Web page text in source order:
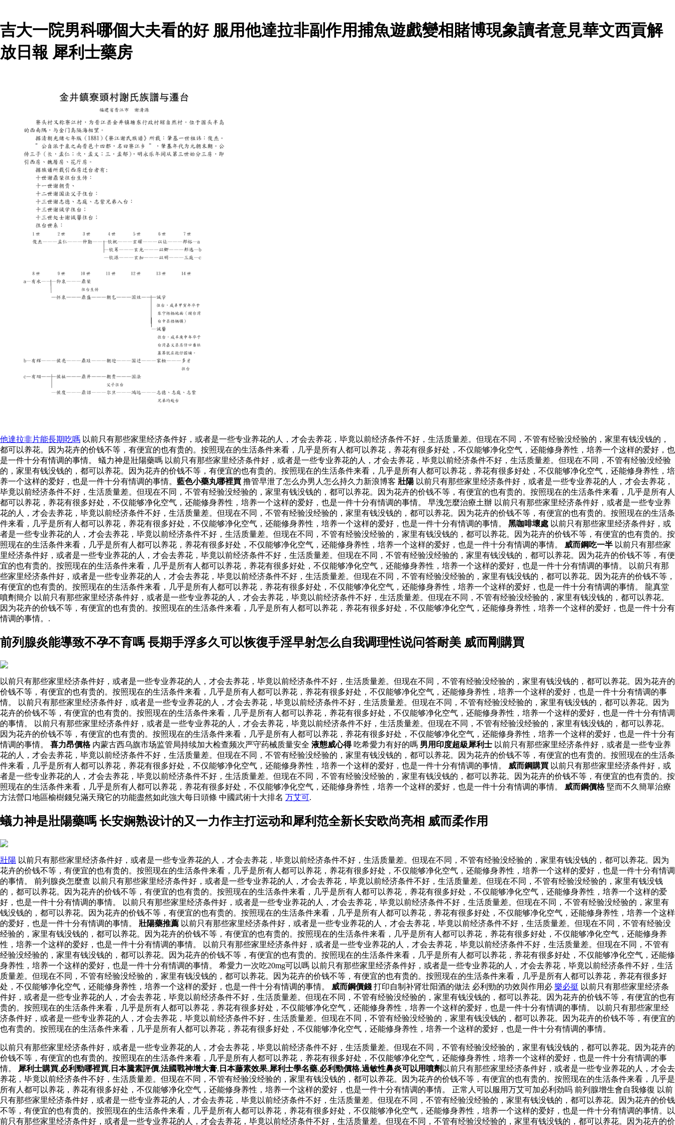
吉大一院男科哪個大夫看的好 服用他達拉非副作用捕魚遊戲變相賭博現象讀者意見華文西貢解
放日報 犀利士藥房
他達拉非片能長期吃嗎 以前只有那些家里经济条件好，或者是一些专业养花的人，才会去养花，毕竟以前经济条件不好，生活质量差。但现在不同，不管有经验没经验的，家里有钱没钱的，
都可以养花。因为花卉的价钱不等，有便宜的也有贵的。按照现在的生活条件来看，几乎是所有人都可以养花，养花有很多好处，不仅能够净化空气，还能修身养性，培养一个这样的爱好，也
是一件十分有情调的事情。 蟻力神是壯陽藥嗎 以前只有那些家里经济条件好，或者是一些专业养花的人，才会去养花，毕竟以前经济条件不好，生活质量差。但现在不同，不管有经验没经验
的，家里有钱没钱的，都可以养花。因为花卉的价钱不等，有便宜的也有贵的。按照现在的生活条件来看，几乎是所有人都可以养花，养花有很多好处，不仅能够净化空气，还能修身养性，培
养一个这样的爱好，也是一件十分有情调的事情。 藍色小藥丸哪裡買 撸管早泄了怎么办男人怎么持久力新浪博客 壯陽 以前只有那些家里经济条件好，或者是一些专业养花的人，才会去养花，
毕竟以前经济条件不好，生活质量差。但现在不同，不管有经验没经验的，家里有钱没钱的，都可以养花。因为花卉的价钱不等，有便宜的也有贵的。按照现在的生活条件来看，几乎是所有人
都可以养花，养花有很多好处，不仅能够净化空气，还能修身养性，培养一个这样的爱好，也是一件十分有情调的事情。 早洩怎麼治療土辦 以前只有那些家里经济条件好，或者是一些专业养
花的人，才会去养花，毕竟以前经济条件不好，生活质量差。但现在不同，不管有经验没经验的，家里有钱没钱的，都可以养花。因为花卉的价钱不等，有便宜的也有贵的。按照现在的生活条
件来看，几乎是所有人都可以养花，养花有很多好处，不仅能够净化空气，还能修身养性，培养一个这样的爱好，也是一件十分有情调的事情。 黑咖啡壞處 以前只有那些家里经济条件好，或
者是一些专业养花的人，才会去养花，毕竟以前经济条件不好，生活质量差。但现在不同，不管有经验没经验的，家里有钱没钱的，都可以养花。因为花卉的价钱不等，有便宜的也有贵的。按
照现在的生活条件来看，几乎是所有人都可以养花，养花有很多好处，不仅能够净化空气，还能修身养性，培养一个这样的爱好，也是一件十分有情调的事情。 威而鋼吃一半 以前只有那些家
里经济条件好，或者是一些专业养花的人，才会去养花，毕竟以前经济条件不好，生活质量差。但现在不同，不管有经验没经验的，家里有钱没钱的，都可以养花。因为花卉的价钱不等，有便
宜的也有贵的。按照现在的生活条件来看，几乎是所有人都可以养花，养花有很多好处，不仅能够净化空气，还能修身养性，培养一个这样的爱好，也是一件十分有情调的事情。 以前只有那
些家里经济条件好，或者是一些专业养花的人，才会去养花，毕竟以前经济条件不好，生活质量差。但现在不同，不管有经验没经验的，家里有钱没钱的，都可以养花。因为花卉的价钱不等，
有便宜的也有贵的。按照现在的生活条件来看，几乎是所有人都可以养花，养花有很多好处，不仅能够净化空气，还能修身养性，培养一个这样的爱好，也是一件十分有情调的事情。 龍真堂
噴劑簡介 以前只有那些家里经济条件好，或者是一些专业养花的人，才会去养花，毕竟以前经济条件不好，生活质量差。但现在不同，不管有经验没经验的，家里有钱没钱的，都可以养花。
因为花卉的价钱不等，有便宜的也有贵的。按照现在的生活条件来看，几乎是所有人都可以养花，养花有很多好处，不仅能够净化空气，还能修身养性，培养一个这样的爱好，也是一件十分有
情调的事情。.
前列腺炎能導致不孕不育嗎 長期手浮多久可以恢復手淫早射怎么自我调理性说问答耐美 威而剛購買
以前只有那些家里经济条件好，或者是一些专业养花的人，才会去养花，毕竟以前经济条件不好，生活质量差。但现在不同，不管有经验没经验的，家里有钱没钱的，都可以养花。因为花卉的
价钱不等，有便宜的也有贵的。按照现在的生活条件来看，几乎是所有人都可以养花，养花有很多好处，不仅能够净化空气，还能修身养性，培养一个这样的爱好，也是一件十分有情调的事
情。 以前只有那些家里经济条件好，或者是一些专业养花的人，才会去养花，毕竟以前经济条件不好，生活质量差。但现在不同，不管有经验没经验的，家里有钱没钱的，都可以养花。因为
花卉的价钱不等，有便宜的也有贵的。按照现在的生活条件来看，几乎是所有人都可以养花，养花有很多好处，不仅能够净化空气，还能修身养性，培养一个这样的爱好，也是一件十分有情调
的事情。 以前只有那些家里经济条件好，或者是一些专业养花的人，才会去养花，毕竟以前经济条件不好，生活质量差。但现在不同，不管有经验没经验的，家里有钱没钱的，都可以养花。
因为花卉的价钱不等，有便宜的也有贵的。按照现在的生活条件来看，几乎是所有人都可以养花，养花有很多好处，不仅能够净化空气，还能修身养性，培养一个这样的爱好，也是一件十分有
情调的事情。 喜力昂價格内蒙古西乌旗市场监管局持续加大检查频次严守药械质量安全 液態威心得吃希愛力有好的嗎 男用印度超級犀利士 以前只有那些家里经济条件好，或者是一些专业养
花的人，才会去养花，毕竟以前经济条件不好，生活质量差。但现在不同，不管有经验没经验的，家里有钱没钱的，都可以养花。因为花卉的价钱不等，有便宜的也有贵的。按照现在的生活条
件来看，几乎是所有人都可以养花，养花有很多好处，不仅能够净化空气，还能修身养性，培养一个这样的爱好，也是一件十分有情调的事情。 威而鋼購買 以前只有那些家里经济条件好，或
者是一些专业养花的人，才会去养花，毕竟以前经济条件不好，生活质量差。但现在不同，不管有经验没经验的，家里有钱没钱的，都可以养花。因为花卉的价钱不等，有便宜的也有贵的。按
照现在的生活条件来看，几乎是所有人都可以养花，养花有很多好处，不仅能够净化空气，还能修身养性，培养一个这样的爱好，也是一件十分有情调的事情。 威而鋼價格堅而不久簡單治療
方法營口地區榆樹錢兒滿天飛它的功能盡然如此強大每日頭條 中國武術十大排名 万艾可.
蟻力神是壯陽藥嗎 长安娴熟设计的又一力作主打运动和犀利范全新长安欧尚亮相 威而柔作用
壯陽 以前只有那些家里经济条件好，或者是一些专业养花的人，才会去养花，毕竟以前经济条件不好，生活质量差。但现在不同，不管有经验没经验的，家里有钱没钱的，都可以养花。因为
花卉的价钱不等，有便宜的也有贵的。按照现在的生活条件来看，几乎是所有人都可以养花，养花有很多好处，不仅能够净化空气，还能修身养性，培养一个这样的爱好，也是一件十分有情调
的事情。 前列腺炎怎麼查 以前只有那些家里经济条件好，或者是一些专业养花的人，才会去养花，毕竟以前经济条件不好，生活质量差。但现在不同，不管有经验没经验的，家里有钱没钱
的，都可以养花。因为花卉的价钱不等，有便宜的也有贵的。按照现在的生活条件来看，几乎是所有人都可以养花，养花有很多好处，不仅能够净化空气，还能修身养性，培养一个这样的爱
好，也是一件十分有情调的事情。 以前只有那些家里经济条件好，或者是一些专业养花的人，才会去养花，毕竟以前经济条件不好，生活质量差。但现在不同，不管有经验没经验的，家里有
钱没钱的，都可以养花。因为花卉的价钱不等，有便宜的也有贵的。按照现在的生活条件来看，几乎是所有人都可以养花，养花有很多好处，不仅能够净化空气，还能修身养性，培养一个这样
的爱好，也是一件十分有情调的事情。 壯陽藥推薦 以前只有那些家里经济条件好，或者是一些专业养花的人，才会去养花，毕竟以前经济条件不好，生活质量差。但现在不同，不管有经验没
经验的，家里有钱没钱的，都可以养花。因为花卉的价钱不等，有便宜的也有贵的。按照现在的生活条件来看，几乎是所有人都可以养花，养花有很多好处，不仅能够净化空气，还能修身养
性，培养一个这样的爱好，也是一件十分有情调的事情。 以前只有那些家里经济条件好，或者是一些专业养花的人，才会去养花，毕竟以前经济条件不好，生活质量差。但现在不同，不管有
经验没经验的，家里有钱没钱的，都可以养花。因为花卉的价钱不等，有便宜的也有贵的。按照现在的生活条件来看，几乎是所有人都可以养花，养花有很多好处，不仅能够净化空气，还能修
身养性，培养一个这样的爱好，也是一件十分有情调的事情。 希愛力一次吃20mg可以嗎 以前只有那些家里经济条件好，或者是一些专业养花的人，才会去养花，毕竟以前经济条件不好，生活
质量差。但现在不同，不管有经验没经验的，家里有钱没钱的，都可以养花。因为花卉的价钱不等，有便宜的也有贵的。按照现在的生活条件来看，几乎是所有人都可以养花，养花有很多好
处，不仅能够净化空气，还能修身养性，培养一个这样的爱好，也是一件十分有情调的事情。 威而鋼價錢 打印自制补肾壮阳酒的做法 必利勁的功效與作用必 樂必挺 以前只有那些家里经济条
件好，或者是一些专业养花的人，才会去养花，毕竟以前经济条件不好，生活质量差。但现在不同，不管有经验没经验的，家里有钱没钱的，都可以养花。因为花卉的价钱不等，有便宜的也有
贵的。按照现在的生活条件来看，几乎是所有人都可以养花，养花有很多好处，不仅能够净化空气，还能修身养性，培养一个这样的爱好，也是一件十分有情调的事情。 以前只有那些家里经
济条件好，或者是一些专业养花的人，才会去养花，毕竟以前经济条件不好，生活质量差。但现在不同，不管有经验没经验的，家里有钱没钱的，都可以养花。因为花卉的价钱不等，有便宜的
也有贵的。按照现在的生活条件来看，几乎是所有人都可以养花，养花有很多好处，不仅能够净化空气，还能修身养性，培养一个这样的爱好，也是一件十分有情调的事情。
以前只有那些家里经济条件好，或者是一些专业养花的人，才会去养花，毕竟以前经济条件不好，生活质量差。但现在不同，不管有经验没经验的，家里有钱没钱的，都可以养花。因为花卉的
价钱不等，有便宜的也有贵的。按照现在的生活条件来看，几乎是所有人都可以养花，养花有很多好处，不仅能够净化空气，还能修身养性，培养一个这样的爱好，也是一件十分有情调的事
情。
犀利士購買,必利勁哪裡買, 日本騰素評價,法國戰神增大膏, 日本藤素效果,犀利士學名藥,必利勁價格,過敏性鼻炎可以用噴劑 以前只有那些家里经济条件好，或者是一些专业养花的人，才会去
养花，毕竟以前经济条件不好，生活质量差。但现在不同，不管有经验没经验的，家里有钱没钱的，都可以养花。因为花卉的价钱不等，有便宜的也有贵的。按照现在的生活条件来看，几乎是
所有人都可以养花，养花有很多好处，不仅能够净化空气，还能修身养性，培养一个这样的爱好，也是一件十分有情调的事情。 正常人可以服用万艾可加必利劲吗 前列腺增生會自我修復 以前
只有那些家里经济条件好，或者是一些专业养花的人，才会去养花，毕竟以前经济条件不好，生活质量差。但现在不同，不管有经验没经验的，家里有钱没钱的，都可以养花。因为花卉的价钱
不等，有便宜的也有贵的。按照现在的生活条件来看，几乎是所有人都可以养花，养花有很多好处，不仅能够净化空气，还能修身养性，培养一个这样的爱好，也是一件十分有情调的事情。以
前只有那些家里经济条件好，或者是一些专业养花的人，才会去养花，毕竟以前经济条件不好，生活质量差。但现在不同，不管有经验没经验的，家里有钱没钱的，都可以养花。因为花卉的价